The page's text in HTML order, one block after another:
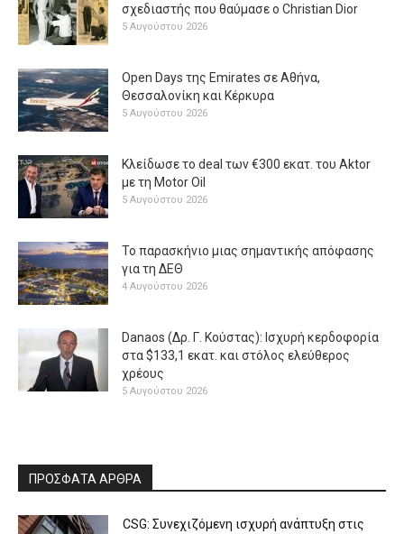
σχεδιαστής που θαύμασε ο Christian Dior
5 Αυγούστου 2026
Open Days της Emirates σε Αθήνα,
Θεσσαλονίκη και Κέρκυρα
5 Αυγούστου 2026
Κλείδωσε το deal των €300 εκατ. του Aktor
με τη Μotor Oil
5 Αυγούστου 2026
Το παρασκήνιο μιας σημαντικής απόφασης
για τη ΔΕΘ
4 Αυγούστου 2026
Danaos (Δρ. Γ. Κούστας): Ισχυρή κερδοφορία
στα $133,1 εκατ. και στόλος ελεύθερος
χρέους
5 Αυγούστου 2026
ΠΡΟΣΦΑΤΑ ΑΡΘΡΑ
CSG: Συνεχιζόμενη ισχυρή ανάπτυξη στις